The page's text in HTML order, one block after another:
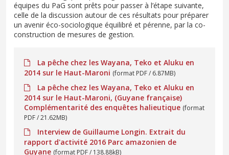
équipes du PaG sont prêts pour passer à l’étape suivante,
celle de la discussion autour de ces résultats pour préparer
un avenir éco-sociologique équilibré et pérenne, par la co-
construction de mesures de gestion.
La pêche chez les Wayana, Teko et Aluku en
2014 sur le Haut-Maroni (format PDF / 6.87MB)
La pêche chez les Wayana, Teko et Aluku en
2014 sur le Haut-Maroni, (Guyane française)
Complémentarité des enquêtes halieutique (format
PDF / 21.62MB)
Interview de Guillaume Longin. Extrait du
rapport d'activité 2016 Parc amazonien de
Guyane (format PDF / 138.88kB)